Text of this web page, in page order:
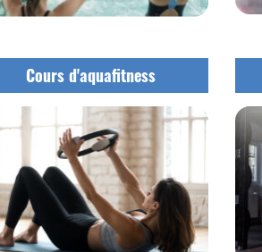
Cours d'aquafitness